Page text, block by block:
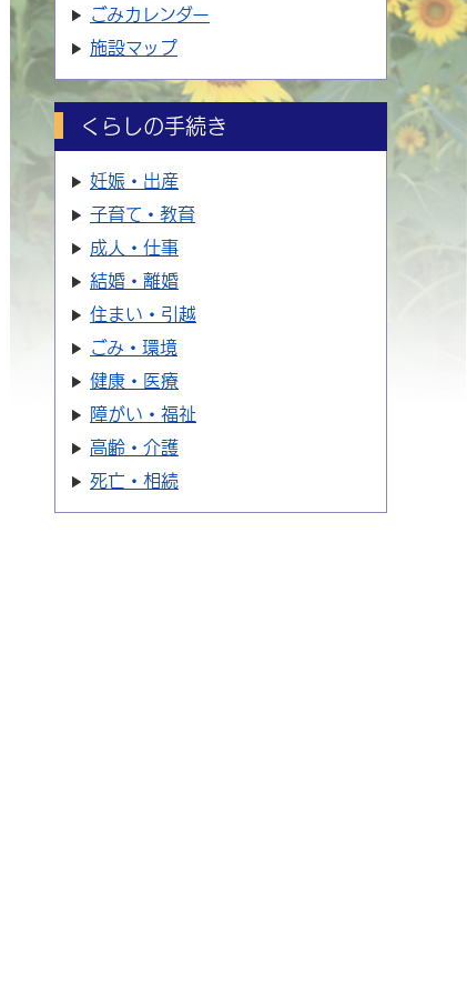
ごみカレンダー
施設マップ
くらしの手続き
妊娠・出産
子育て・教育
成人・仕事
結婚・離婚
住まい・引越
ごみ・環境
健康・医療
障がい・福祉
高齢・介護
死亡・相続